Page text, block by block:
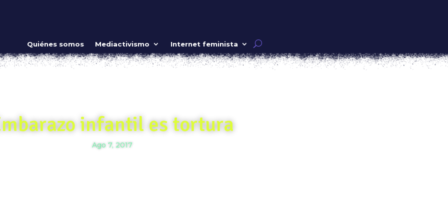
Quiénes somos Mediactivismo Internet feminista
infantil es tortura
Ago 7, 2017